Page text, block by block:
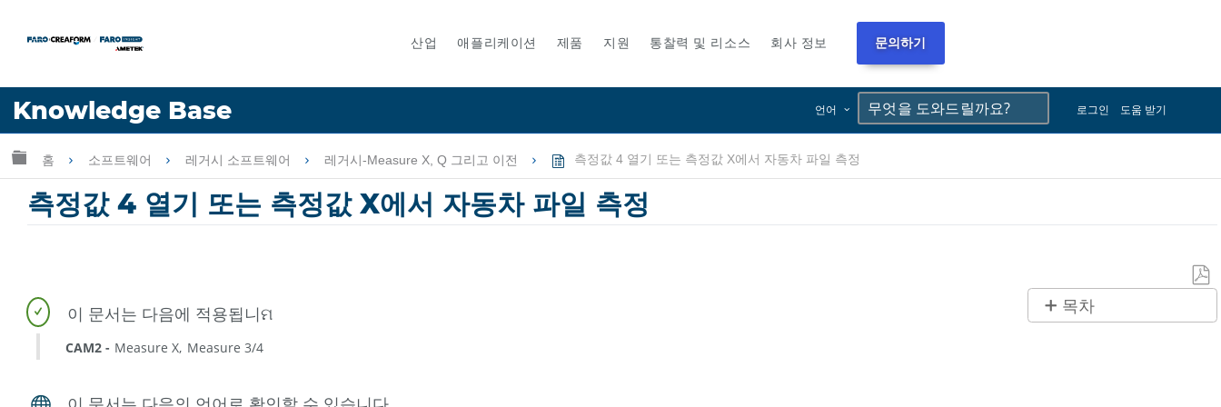
산업 애플리케이션 제품 지원 통찰력 및 리소스 회사 정보 문의하기
Knowledge Base 언어 로그인 도움 받기
언어
글로벌 계층 확장/축소
홈 소프트웨어 레거시 소프트웨어 레거시-Measure X, Q 그리고 이전 측정값 4 열기 또는 측정값 X에서 자동차 파일 측정
측정값 4 열기 또는 측정값 X에서 자동차 파일 측정
로
목차
CAM2 Measure X Measure 3/4